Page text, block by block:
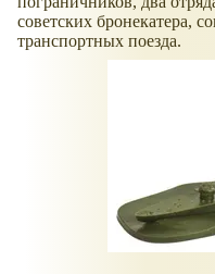
советских бронекатера,
транспортных поезда.